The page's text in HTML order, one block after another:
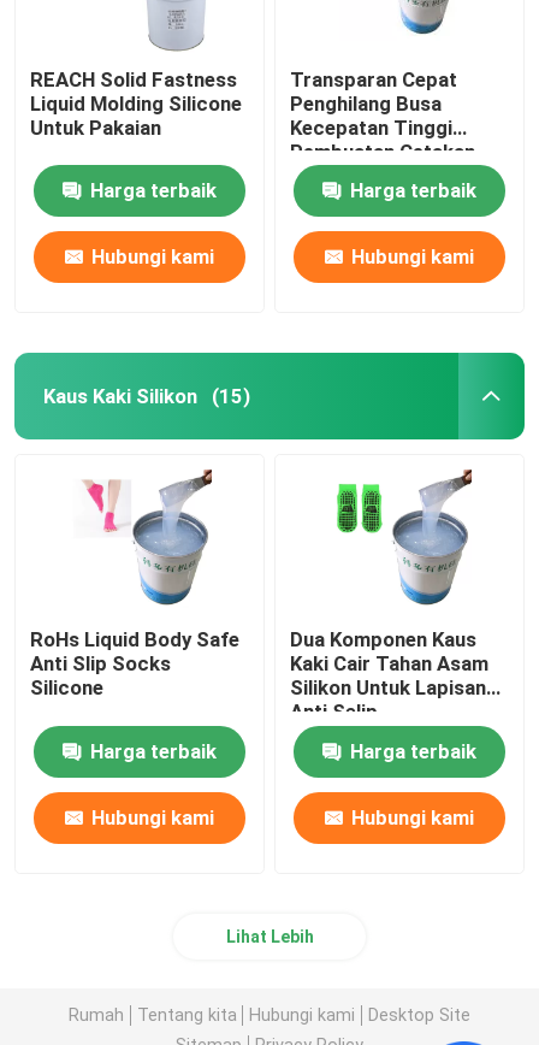
REACH Solid Fastness
Liquid Molding Silicone
Untuk Pakaian
Harga terbaik
Hubungi kami
Transparan Cepat
Penghilang Busa
Kecepatan Tinggi
Pembuatan Cetakan
Cair Karet
Harga terbaik
Hubungi kami
Kaus Kaki Silikon (15)
RoHs Liquid Body Safe
Anti Slip Socks
Silicone
Harga terbaik
Hubungi kami
Dua Komponen Kaus
Kaki Cair Tahan Asam
Silikon Untuk Lapisan
Anti Selip
Harga terbaik
Hubungi kami
Lihat Lebih
Rumah Tentang kita Hubungi kami
Desktop Site